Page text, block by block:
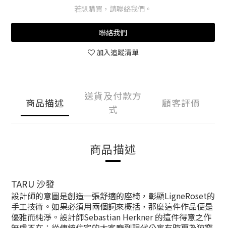
若想購買，請聯絡我們。
聯絡我們
加入追蹤清單
商品描述
送貨及付款方
式
顧客評價
商品描述
TARU 沙發
設計師的意圖是創造一張舒適的座椅，彰顯LigneRoset的
手工技術。如果必須用兩個詞來概括，那麼這件作品便是
優雅而純淨。設計師Sebastian Herkner 的這件得意之作